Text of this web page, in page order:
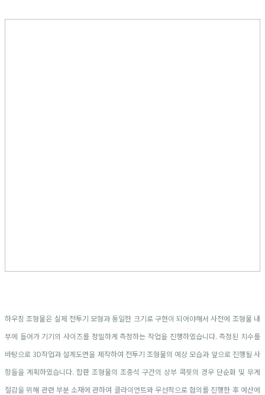
하우징 조형물은 실제 전투기 모형과 동일한 크기로 구현이 되어야해서 사전에 조형물 내
부에 들어가 기기의 사이즈를 정밀하게 측정하는 작업을 진행하였습니다. 측정된 치수를
바탕으로 3D작업과 설계도면을 제작하여 전투기 조형물의 예상 모습과 앞으로 진행될 사
항들을 계획하였습니다. 합판 조형물의 조종석 구간의 상부 콕핏의 경우 단순화 및 무게
절감을 위해 관련 부분 소재에 관하여 클라이언트와 우선적으로 협의를 진행한 후 예산에